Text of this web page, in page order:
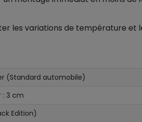
les variations de température et
(Standard automobile)
: 3 cm
Edition)